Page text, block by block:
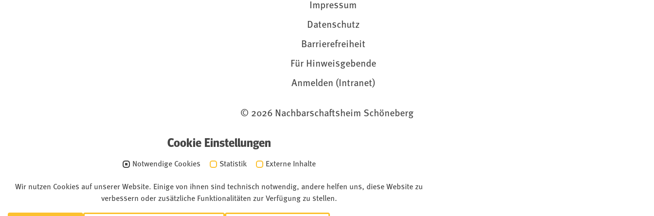
Impressum
Datenschutz
Barrierefreiheit
Für Hinweisgebende
Anmelden (Intranet)
© 2026 Nachbarschaftsheim Schöneberg
Cookie Einstellungen
Notwendige Cookies Statistik Externe Inhalte
Wir nutzen Cookies auf unserer Website. Einige von ihnen sind technisch notwendig, andere helfen uns, diese Website zu
verbessern oder zusätzliche Funktionalitäten zur Verfügung zu stellen.